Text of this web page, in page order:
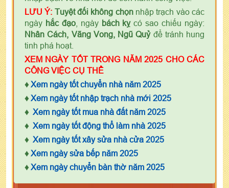
LƯU Ý: Tuyệt đối không chọnnhập trạch vào các
ngày hắc đạo, ngày bách kỵcó sao chiếu ngày:
Nhân Cách, Vãng Vong, Ngũ Quỷđể tránh hung
tinh phá hoạt.
XEM NGÀY TỐT TRONG NĂM 2025 CHO CÁC
CÔNG VIỆC CỤ THỂ
♦ Xem ngày tốt chuyển nhà năm 2025
♦ Xem ngày tốt nhập trạch nhà mới 2025
♦ Xem ngày tốt mua nhà đất năm 2025
♦ Xem ngày tốt động thổ làm nhà 2025
♦ Xem ngày tốt xây sửa nhà cửa 2025
♦ Xem ngày sửa bếp năm 2025
♦ Xem ngày chuyển bàn thờ năm 2025